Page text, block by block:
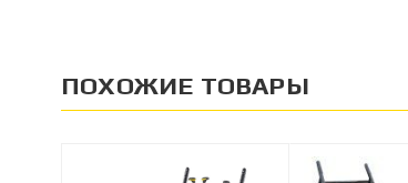
ПОХОЖИЕ ТОВАРЫ